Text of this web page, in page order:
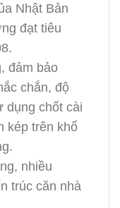
Nhật Bản
đạt tiêu
đảm bảo
chắn, độ
dụng chốt cài
kép trên khổ
nhiều
trúc căn nhà